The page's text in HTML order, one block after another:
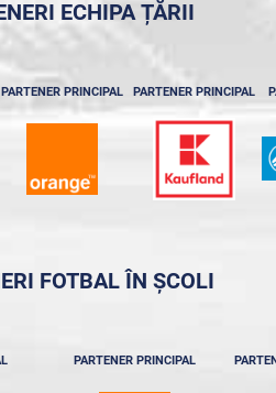
ECHIPA ȚĂRII
PARTENER PRINCIPAL PARTENER PRINCIPAL
FOTBAL ÎN ȘCOLI
PARTENER PRINCIPAL